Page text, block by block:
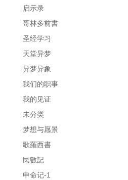
启示录
哥林多前書
圣经学习
天堂异梦
异梦异象
我们的职事
我的见证
未分类
梦想与愿景
歌羅西書
民數記
申命记-1